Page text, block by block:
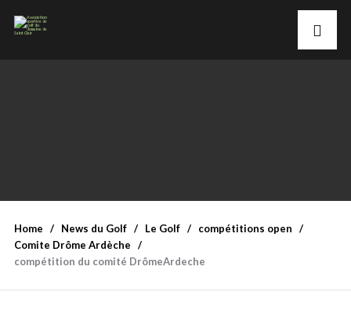
Home News du Golf Le Golf
compétitions open
Comite Drôme Ardèche
compétition du comité DrômeArdeche